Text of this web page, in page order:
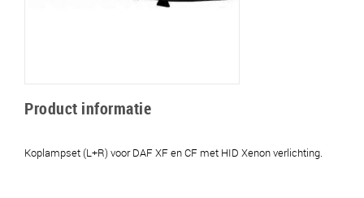
Product informatie
Koplampset (L+R) voor DAF XF en CF met HID Xenon verlichting.